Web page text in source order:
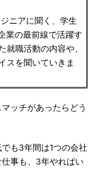
ニアに聞く、学生
業の最前線で活躍す
就職活動の内容や、
スを聞いていきま
ッチがあったらどう
も3年間は1つの会社
事も、3年やればい